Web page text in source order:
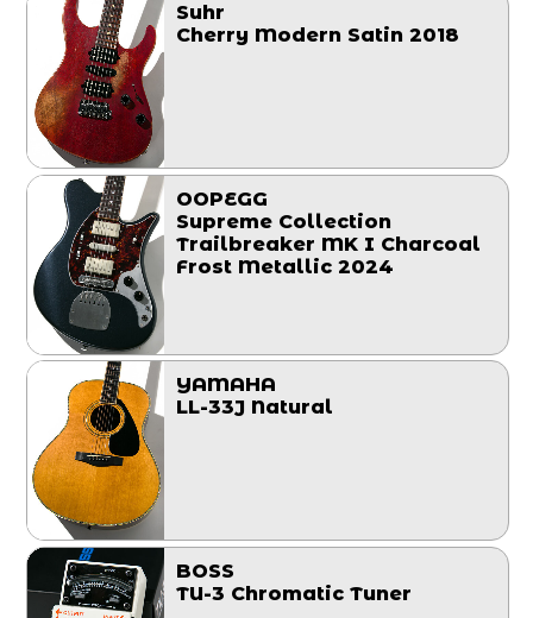
Suhr
Cherry Modern Satin 2018
OOPEGG
Supreme Collection
Trailbreaker MK I Charcoal
Frost Metallic 2024
YAMAHA
LL-33J Natural
BOSS
TU-3 Chromatic Tuner